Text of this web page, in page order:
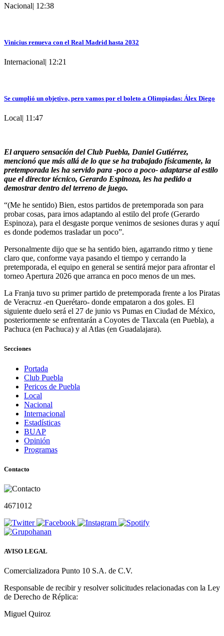
Nacional| 12:38
Vinicius renueva con el Real Madrid hasta 2032
Internacional| 12:21
Se cumplió un objetivo, pero vamos por el boleto a Olimpiadas: Álex Diego
Local| 11:47
El arquero sensación del Club Puebla, Daniel Gutiérrez,
mencionó que más allá de lo que se ha trabajado físicamente, la
pretemporada les ha servido para -poco a poco- adaptarse al estilo
que el director técnico, Gerardo Espinoza, les ha pedido a
demostrar dentro del terreno de juego.
“(Me he sentido) Bien, estos partidos de pretemporada son para
probar cosas, para irnos adaptando al estilo del profe (Gerardo
Espinoza), para el desgaste porque venimos de sesiones duras y aquí
es donde podemos trasladar un poco”.
Personalmente dijo que se ha sentido bien, agarrando ritmo y tiene
claro que, conforme vaya pasando el tiempo y cerrando la
pretemporada, el equipo en general se sentirá mejor para afrontar el
torneo Apertura 2026 que arranca en poco menos de un mes.
La Franja tuvo su primer partido de pretemporada frente a los Piratas
de Veracruz -en Querétaro- donde empataron a dos goles. El
siguiente duelo será el 27 de junio vs Pumas en Ciudad de México,
posteriormente se enfrentarán a Coyotes de Tlaxcala (en Puebla), a
Pachuca (en Pachuca) y al Atlas (en Guadalajara).
Secciones
Portada
Club Puebla
Pericos de Puebla
Local
Nacional
Internacional
Estadísticas
BUAP
Opinión
Programas
Contacto
4671012
AVISO LEGAL
Comercializadora Punto 10 S.A. de C.V.
Responsable de recibir y resolver solicitudes relacionadas con la Ley
de Derecho de Réplica:
Miguel Quiroz